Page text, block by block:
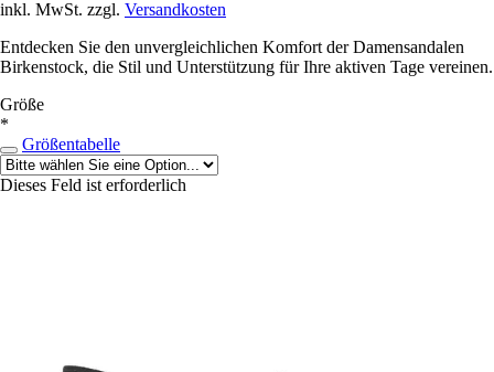
inkl. MwSt. zzgl. Versandkosten
Entdecken Sie den unvergleichlichen Komfort der Damensandalen
Birkenstock, die Stil und Unterstützung für Ihre aktiven Tage vereinen.
Größe
*
Größentabelle
Dieses Feld ist erforderlich